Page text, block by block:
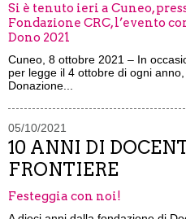
Si è tenuto ieri a Cuneo,
Fondazione CRC, l’evento
Dono 2021
Cuneo, 8 ottobre 2021 – In
per legge il 4 ottobre di ogni
Donazione...
05/10/2021
10 ANNI DI
FRONTIERE
Festeggia con noi!